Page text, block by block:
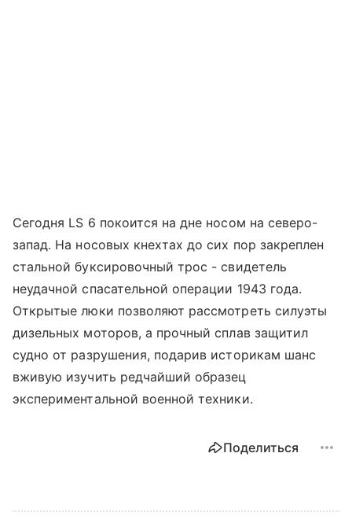
Сегодня LS 6 покоится на дне носом на северо-
запад. На носовых кнехтах до сих пор закреплен
стальной буксировочный трос - свидетель
неудачной спасательной операции 1943 года.
Открытые люки позволяют рассмотреть силуэты
дизельных моторов, а прочный сплав защитил
судно от разрушения, подарив историкам шанс
вживую изучить редчайший образец
экспериментальной военной техники.
Поделиться